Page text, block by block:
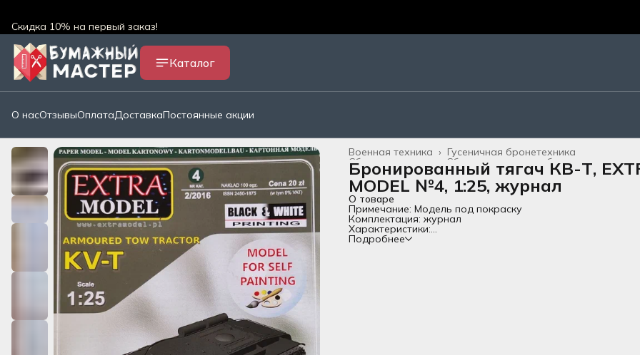
Скидки и акции магазина
Бесплатная доставка по всей России!*
Каталог
О насОтзывыОплатаДоставкаПостоянные акции
Гусеничная бронетехника
Военная техника ›
Сборные модели из бумаги ›
Сборные модели
Все товары ›
Главная ›
Бронированный тягач КВ-Т,
MODEL №4, 1:25, журнал
О товаре
Примечание: Модель под покраску
Комплектация: журнал
Характеристики:
Формат журнала..................................А4
Длина собранной модели (см)......27
Подробнее